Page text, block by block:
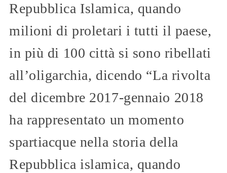
Repubblica Islamica, quando
milioni di proletari i tutti il paese,
in più di 100 città si sono ribellati
all’oligarchia, dicendo “La rivolta
del dicembre 2017-gennaio 2018
ha rappresentato un momento
spartiacque nella storia della
Repubblica islamica, quando